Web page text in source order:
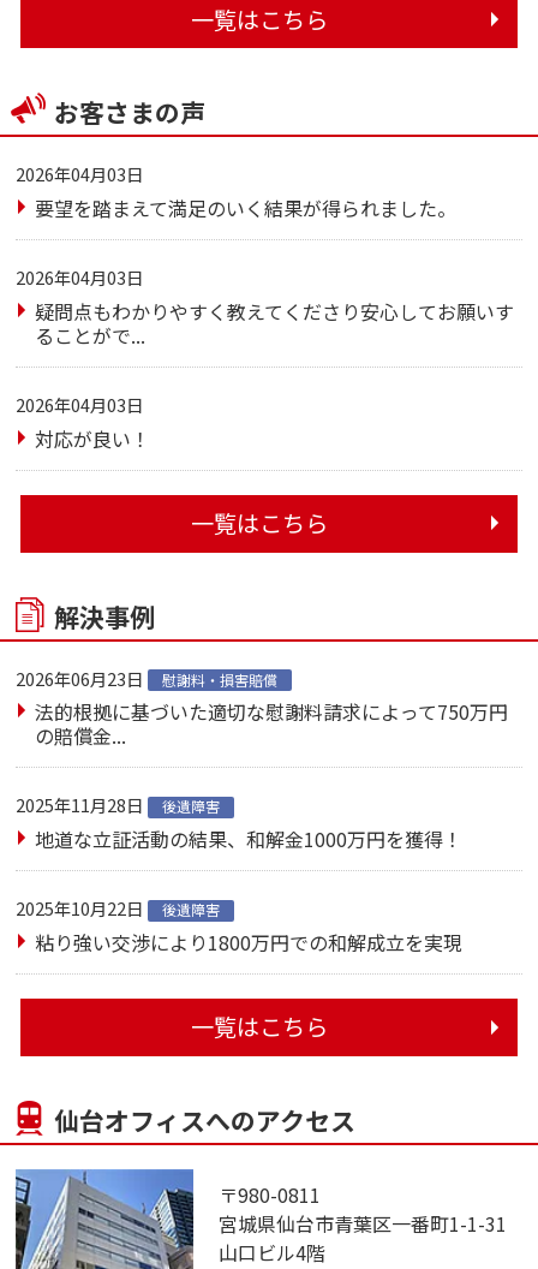
一覧はこちら
お客さまの声
2026年04月03日
要望を踏まえて満足のいく結果が得られました。
2026年04月03日
疑問点もわかりやすく教えてくださり安心してお願いす
ることがで...
2026年04月03日
対応が良い！
一覧はこちら
解決事例
2026年06月23日 慰謝料・損害賠償
法的根拠に基づいた適切な慰謝料請求によって750万円
の賠償金...
2025年11月28日 後遺障害
地道な立証活動の結果、和解金1000万円を獲得！
2025年10月22日 後遺障害
粘り強い交渉により1800万円での和解成立を実現
一覧はこちら
仙台オフィスへのアクセス
〒980-0811
宮城県仙台市青葉区一番町1-1-31
山口ビル4階